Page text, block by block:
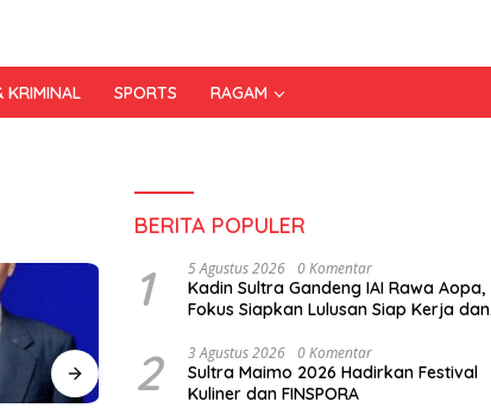
KRIMINAL SPORTS RAGAM
BERITA POPULER
1 5 Agustus 2026 0 Komentar
Kadin Sultra Gandeng IAI Rawa Aopa,
Fokus Siapkan Lulusan Siap Kerja dan
2 3 Agustus 2026 0 Komentar
Sultra Maimo 2026 Hadirkan Festival
Kuliner dan FINSPORA